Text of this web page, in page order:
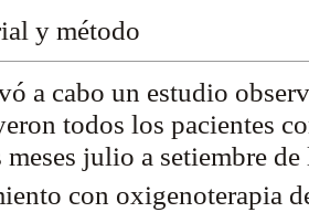
y método
a cabo un estudio
todos los pacientes
meses julio a setiembre
con oxigenoterapia